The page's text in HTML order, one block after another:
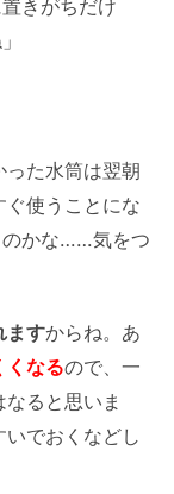
きがちだけ
った水筒は翌朝
使うことにな
のかな……気をつ
ますからね。あ
くなるので、一
ると思いま
でおくなどし